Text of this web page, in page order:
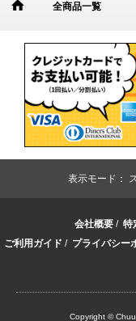
全商品一覧
表示モード：
会社概要 / 特
ご利用ガイド / プライバシー
Copyright ©